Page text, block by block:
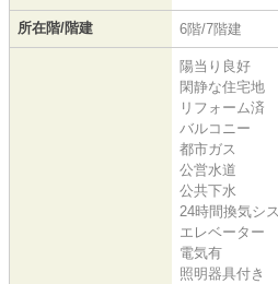
所在階/階建 6階/7階建
陽当り良好
閑静な住宅地
リフォーム済
バルコニー
都市ガス
公営水道
公共下水
24時間換気シ
エレベーター
電気有
照明器具付き